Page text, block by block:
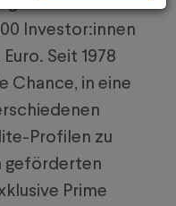
in
Investor:innen
Seit 1978
Chance, in eine
Profilen zu
geförderten
Prime